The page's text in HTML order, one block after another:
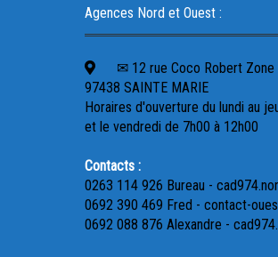
Agences Nord et Ouest :
✉ 12 rue Coco Robert Zone
97438 SAINTE MARIE
Horaires d'ouverture du lundi au
et le vendredi de 7h00 à 12h00
Contacts :
0263 114 926 Bureau -
0692 390 469 Fred - contact-
0692 088 876 Alexandre -